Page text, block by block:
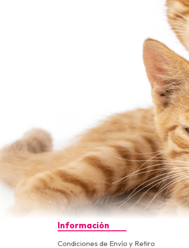
Información
Condiciones de Envío y Retiro